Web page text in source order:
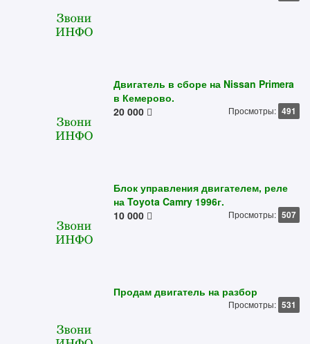
Двигатель в сборе на Nissan Primera
в Кемерово.
20 000
Просмотры: 491
Блок управления двигателем, реле
на Toyota Camry 1996г.
10 000
Просмотры: 507
Продам двигатель на разбор
Просмотры: 531